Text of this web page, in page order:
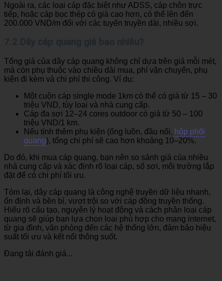
Ngoài ra, các loại cáp đặc biệt như ADSS, cáp chôn trực
tiếp, hoặc cáp bọc thép có giá cao hơn, có thể lên đến
200.000 VND/m đối với các tuyến truyền dài, nhiều sợi.
Tổng giá của dây cáp quang không chỉ dựa trên giá mỗi mét,
mà còn phụ thuộc vào chiều dài mua, phí vận chuyển, phụ
kiện đi kèm và chi phí thi công. Ví dụ:
Một cuộn cáp single mode 1km có thể có giá từ 15 – 30
triệu VND, tùy loại và nhà cung cấp.
Cáp đa sợi 12–24 cores outdoor có giá từ 50 – 100
triệu VND/1 km.
Nếu tính thêm phụ kiện (ống luồn, đầu nối, hộp phối
quang), tổng chi phí sẽ cao hơn khoảng 10–20%.
Do đó, khi mua cáp quang, bạn nên so sánh giá của nhiều
nhà cung cấp và xác định rõ loại cáp, số sợi, môi trường lắp
đặt để có chi phí tối ưu.
Tóm lại, dây cáp quang là công nghệ truyền dữ liệu nhanh,
ổn định và bền bỉ, vượt trội so với cáp đồng truyền thống.
Hiểu rõ cấu tạo, nguyên lý hoạt động và cách phân loại cáp
quang sẽ giúp bạn lựa chọn loại phù hợp cho mạng internet,
từ gia đình, văn phòng đến các hệ thống lớn, đảm bảo hiệu
suất tối ưu và kết nối thông suốt.
Đang tải đánh giá...